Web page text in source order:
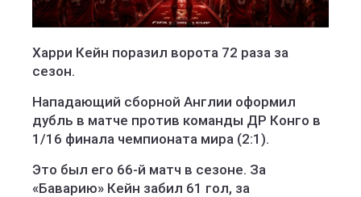
Харри Кейн поразил ворота 72 раза за
сезон.
Нападающий сборной Англии оформил
дубль в матче против команды ДР Конго в
1/16 финала чемпионата мира (2:1).
Это был его 66-й матч в сезоне. За
«Баварию» Кейн забил 61 гол, за